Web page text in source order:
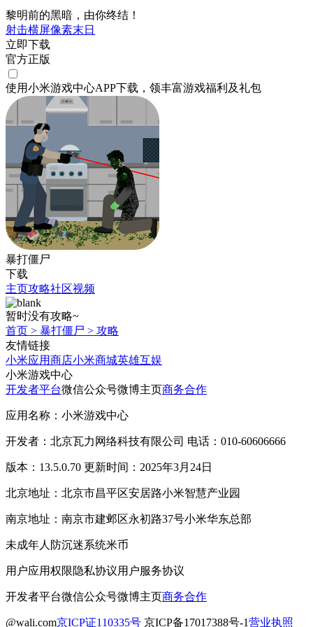
黎明前的黑暗，由你终结！
射击横屏像素末日
立即下载
官方正版
使用小米游戏中心APP下载 ，领丰富游戏福利 及礼包
暴打僵尸
下载
主页攻略社区视频
暂时没有攻略~
首页 > 暴打僵尸 > 攻略
友情链接
小米应用商店小米商城英雄互娱
小米游戏中心
开发者平台微信公众号微博主页商务合作
应用名称：小米游戏中心
开发者：北京瓦力网络科技有限公司 电话：010-60606666
版本：13.5.0.70 更新时间：2025年3月24日
北京地址：北京市昌平区安居路小米智慧产业园
南京地址：南京市建邺区永初路37号小米华东总部
未成年人防沉迷系统米币
用户应用权限隐私协议用户服务协议
开发者平台微信公众号微博主页商务合作
@wali.com京ICP证110335号 京ICP备17017388号-1营业执照